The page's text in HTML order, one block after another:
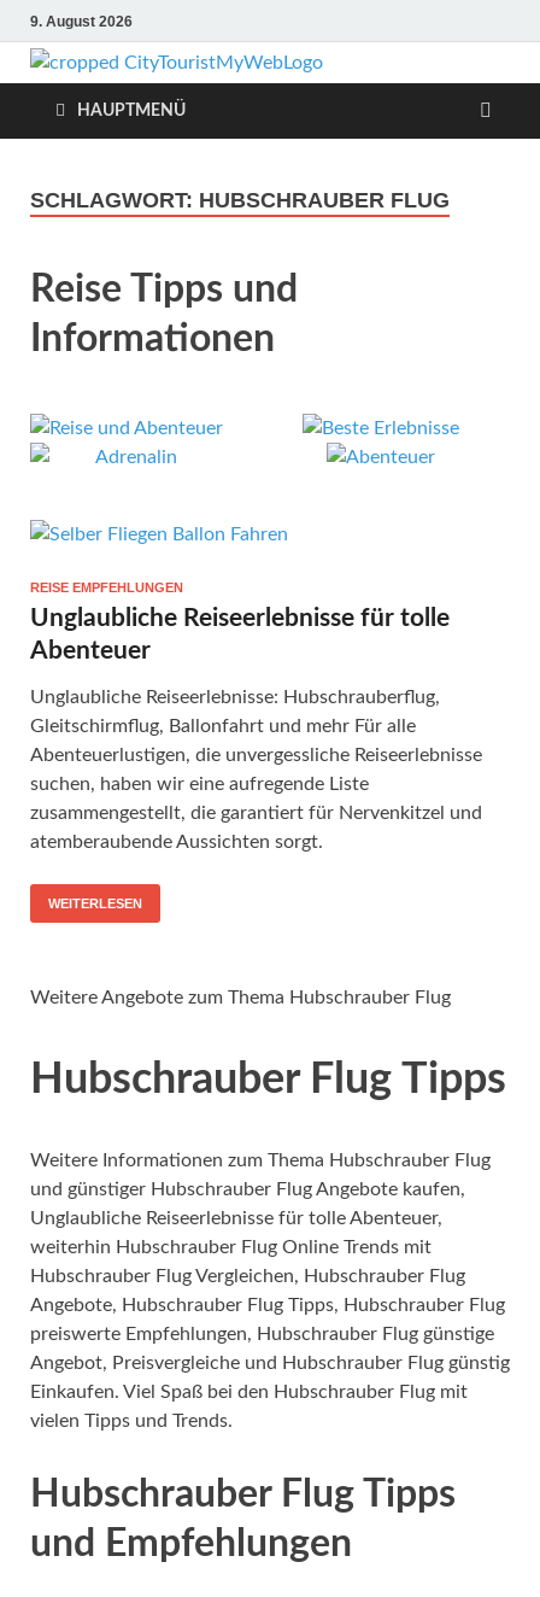
9. August 2026
Reise
Tipps
Urlaub, Ferien, Flüge, Freizeit,
HAUPTMENÜ
SCHLAGWORT: HUBSCHRAUBER FLUG
Reise Tipps und
Informationen
REISE EMPFEHLUNGEN
Unglaubliche Reiseerlebnisse für tolle
Abenteuer
Unglaubliche Reiseerlebnisse: Hubschrauberflug,
Gleitschirmflug, Ballonfahrt und mehr Für alle
Abenteuerlustigen, die unvergessliche Reiseerlebnisse
suchen, haben wir eine aufregende Liste
zusammengestellt, die garantiert für Nervenkitzel und
atemberaubende Aussichten sorgt.
WEITERLESEN
Weitere Angebote zum Thema Hubschrauber Flug
Hubschrauber Flug Tipps
Weitere Informationen zum Thema Hubschrauber Flug
und günstiger Hubschrauber Flug Angebote kaufen,
Unglaubliche Reiseerlebnisse für tolle Abenteuer,
weiterhin Hubschrauber Flug Online Trends mit
Hubschrauber Flug Vergleichen, Hubschrauber Flug
Angebote, Hubschrauber Flug Tipps, Hubschrauber Flug
preiswerte Empfehlungen, Hubschrauber Flug günstige
Angebot, Preisvergleiche und Hubschrauber Flug günstig
Einkaufen. Viel Spaß bei den Hubschrauber Flug mit
vielen Tipps und Trends.
Hubschrauber Flug Tipps
und Empfehlungen